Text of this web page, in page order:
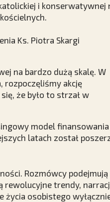
i konserwatywnej
Ks. Piotra Skargi
na bardzo dużą skalę. W
rozpoczęliśmy akcję
się, że było to strzał w
model
latach został
Rozmówcy podejmują
rewolucyjne trendy,
życia osobistego